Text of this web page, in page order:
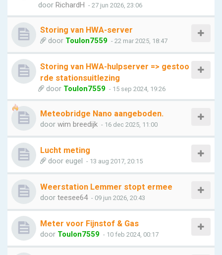
door RichardH - 27 jun 2026, 23:06
Storing van HWA-server
door Toulon7559 - 22 mar 2025, 18:47
Storing van HWA-hulpserver => gestoo
rde stationsuitlezing
door Toulon7559 - 15 sep 2024, 19:26
Meteobridge Nano aangeboden.
door wim breedijk - 16 dec 2025, 11:00
Lucht meting
door eugel - 13 aug 2017, 20:15
Weerstation Lemmer stopt ermee
door teesee64 - 09 jun 2026, 20:43
Meter voor Fijnstof & Gas
door Toulon7559 - 10 feb 2024, 00:17